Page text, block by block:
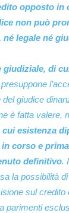
opposto in
non può
né legale né
di
presuppone
giudice
è fatta valere,
esistenza
corso e
definitivo.
la possibilità
sul credito
parimenti